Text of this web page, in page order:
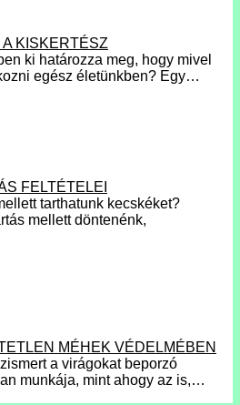
KISKERTÉSZ
ki határozza meg, hogy mivel
egész életünkben? Egy…
FELTÉTELEI
tarthatunk kecskéket?
mellett döntenénk,
MÉHEK VÉDELMÉBEN
a virágokat beporzó
munkája, mint ahogy az is,…